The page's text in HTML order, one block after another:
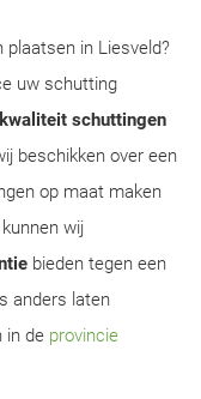
in Liesveld?
uw schutting
kwaliteit schuttingen
beschikken over een
op maat maken
wij
bieden tegen een
anders laten
in de provincie